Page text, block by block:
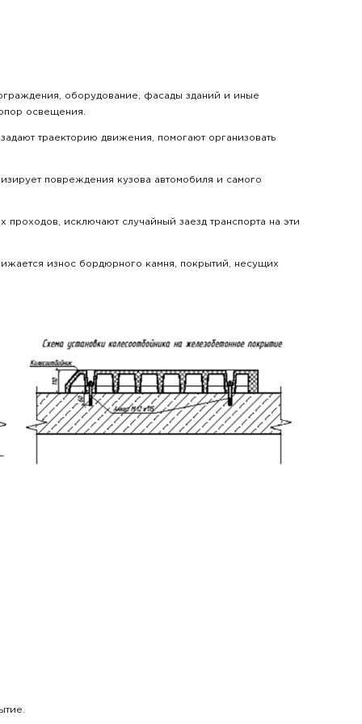
оборудование, фасады зданий и иные
освещения.
траекторию движения, помогают организовать
повреждения кузова автомобиля и самого
исключают случайный заезд транспорта на эти
износ бордюрного камня, покрытий, несущих